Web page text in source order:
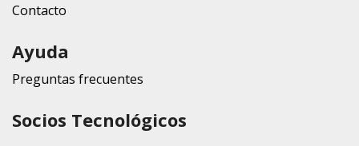
Contacto
Ayuda
Preguntas frecuentes
Socios Tecnológicos